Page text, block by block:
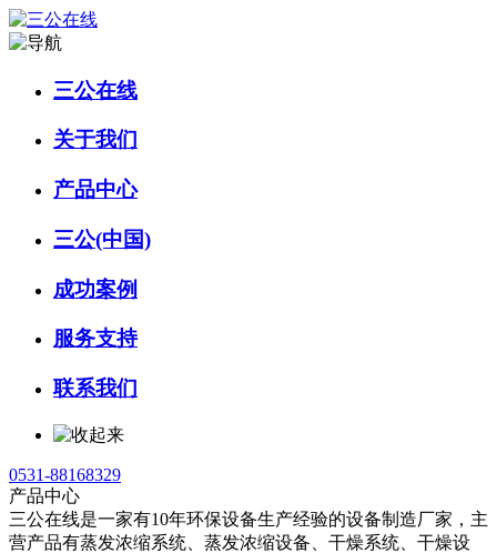
三公在线
关于我们
产品中心
三公(中国)
成功案例
服务支持
联系我们
0531-88168329
产品中心
三公在线是一家有10年环保设备生产经验的设备制造厂家，主
营产品有蒸发浓缩系统、蒸发浓缩设备、干燥系统、干燥设